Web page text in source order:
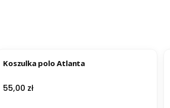
Koszulka polo Atlanta
Cena
55,00 zł